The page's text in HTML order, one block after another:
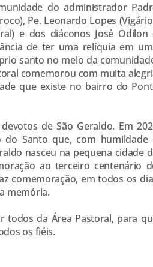
do administrador
Pe. Leonardo Lopes
e dos diáconos José Odilon
de ter uma relíquia em
santo no meio da
comemorou com muita
que existe no bairro do
de São Geraldo. Em
do Santo que, com humildade
nasceu na pequena cidade
ao terceiro centenário
comemoração, em todos os
memória.
todos da Área Pastoral, para
os fiéis.